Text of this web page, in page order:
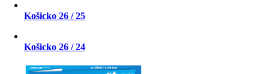
Košicko 26 / 25
Košicko 26 / 24